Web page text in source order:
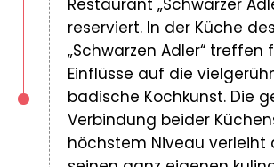
Restaurant „Schwarzer
reserviert. In der Küche des
„Schwarzen Adler“ treffen
Einflüsse auf die
badische Kochkunst. Die
Verbindung beider
höchstem Niveau verleiht